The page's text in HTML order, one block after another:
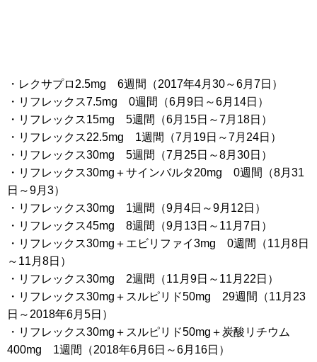
・レクサプロ2.5mg 6週間（2017年4月30～6月7日）
・リフレックス7.5mg 0週間（6月9日～6月14日）
・リフレックス15mg 5週間（6月15日～7月18日）
・リフレックス22.5mg 1週間（7月19日～7月24日）
・リフレックス30mg 5週間（7月25日～8月30日）
・リフレックス30mg＋サインバルタ20mg 0週間（8月31
日～9月3）
・リフレックス30mg 1週間（9月4日～9月12日）
・リフレックス45mg 8週間（9月13日～11月7日）
・リフレックス30mg＋エビリファイ3mg 0週間（11月8日
～11月8日）
・リフレックス30mg 2週間（11月9日～11月22日）
・リフレックス30mg＋スルピリド50mg 29週間（11月23
日～2018年6月5日）
・リフレックス30mg＋スルピリド50mg＋炭酸リチウム
400mg 1週間（2018年6月6日～6月16日）